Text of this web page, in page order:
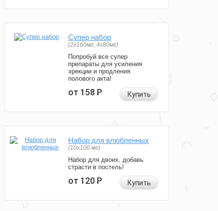
Супер набор
(2х160мг, 4х80мг)
Попробуй все супер
препараты для усиления
эрекции и продления
полового акта!
от 158Р Купить
Набор для влюбленных
(10х100 мг)
Набор для двоих, добавь
страсти в постель!
от 120Р Купить